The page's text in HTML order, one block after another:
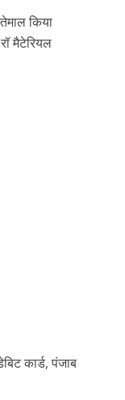
किया
मैटेरियल
कार्ड, पंजाब